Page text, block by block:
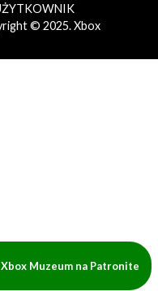
© 2025. Xbox
Muzeum na Patronite